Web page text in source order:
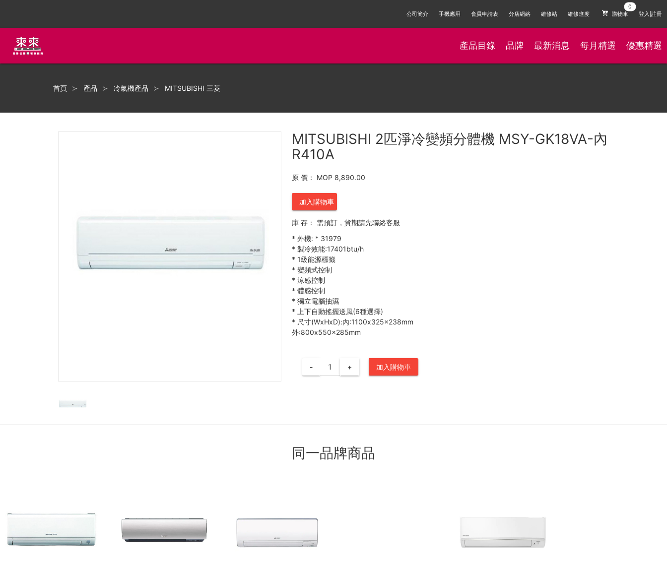
公司簡介 手機應用 會員申請表 分店網絡 維修站 維修進度 購物車 登入|註冊
產品目錄 品牌 最新消息 每月精選 優惠精選
首頁 產品 冷氣機產品 MITSUBISHI 三菱
MITSUBISHI 2匹淨冷變頻分體機 MSY-GK18VA-內
R410A
原 價： MOP 8,890.00
加入購物車
庫 存：
需預訂，貨期請先聯絡客服
* 外機: * 31979
* 製冷效能:17401btu/h
* 1級能源標籤
* 變頻式控制
* 涼感控制
* 體感控制
* 獨立電腦抽濕
* 上下自動搖擺送風(6種選擇)
* 尺寸(WxHxD):內:1100x325x238mm
外:800x550x285mm
- + 加入購物車
同一品牌商品